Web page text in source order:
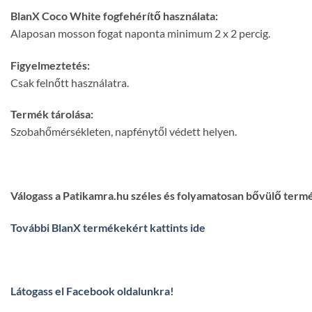
BlanX Coco White fogfehérítő használata:
Alaposan mosson fogat naponta minimum 2 x 2 percig.
Figyelmeztetés:
Csak felnőtt használatra.
Termék tárolása:
Szobahőmérsékleten, napfénytől védett helyen.
Válogass a Patikamra.hu széles és folyamatosan bővülő
További BlanX termékekért kattints ide
Látogass el Facebook oldalunkra!